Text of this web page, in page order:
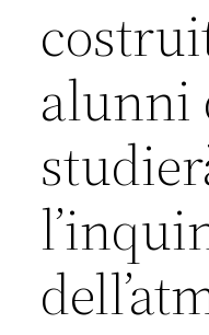
alunni